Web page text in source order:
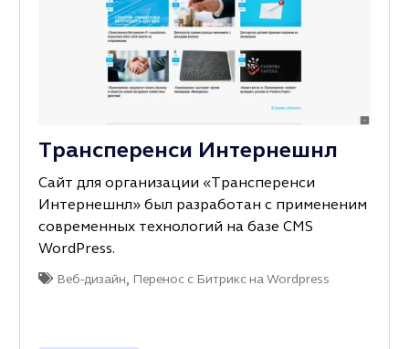
Трансперенси Интернешнл
Сайт для организации «Трансперенси
Интернешнл» был разработан с примененим
современных технологий на базе CMS
WordPress.
Веб-дизайн, Перенос с Битрикс на Wordpress